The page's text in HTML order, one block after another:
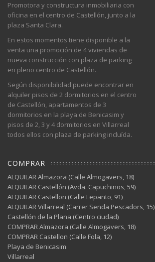
Promotora y constructura inmobiliaria con
oficina en el centro de Castellón, junto a la
plaza Santa Clara.
En estos momentos tiene disponible a la
venta una promoción de 4 viviendas de
nueva construcción con plaza de parking
en pleno centro de Castellón.
Según disponibilidad puede encontrar en
alquiler pisos de 2 dormitorios en el centro
de Castellón, apartamentos de 3
dormitorios en la playa de Benicasim y
pisos de 2, 3 y 4 dormitorios en Villarreal
todos ellos con plaza de parking incluída.
COMPRAR
ALQUILAR Almazora (Calle Almogavers, 18)
ALQUILAR Castellón (Avda. Capuchinos, 59)
ALQUILAR Castellon (Calle Lepanto, 91)
ALQUILAR Villarreal (Carrer Senda Pescadors, 15)
Castellón de la Plana (Centro ciudad)
COMPRAR Almazora (Calle Almogavers, 18)
COMPRAR Castellon (Calle Fola, 12)
Playa de Benicasim
Villarreal